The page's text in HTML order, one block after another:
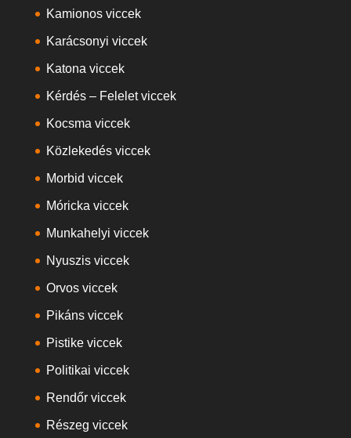
Kamionos viccek
Karácsonyi viccek
Katona viccek
Kérdés – Felelet viccek
Kocsma viccek
Közlekedés viccek
Morbid viccek
Móricka viccek
Munkahelyi viccek
Nyuszis viccek
Orvos viccek
Pikáns viccek
Pistike viccek
Politikai viccek
Rendőr viccek
Részeg viccek